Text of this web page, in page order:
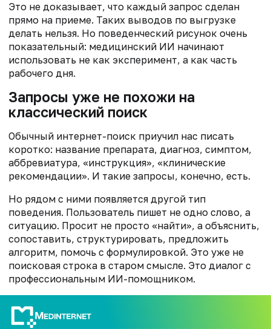
Это не доказывает, что каждый запрос сделан
прямо на приеме. Таких выводов по выгрузке
делать нельзя. Но поведенческий рисунок очень
показательный: медицинский ИИ начинают
использовать не как эксперимент, а как часть
рабочего дня.
Запросы уже не похожи на
классический поиск
Обычный интернет-поиск приучил нас писать
коротко: название препарата, диагноз, симптом,
аббревиатура, «инструкция», «клинические
рекомендации». И такие запросы, конечно, есть.
Но рядом с ними появляется другой тип
поведения. Пользователь пишет не одно слово, а
ситуацию. Просит не просто «найти», а объяснить,
сопоставить, структурировать, предложить
алгоритм, помочь с формулировкой. Это уже не
поисковая строка в старом смысле. Это диалог с
профессиональным ИИ-помощником.